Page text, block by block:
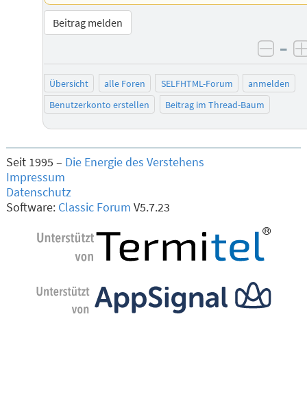
Beitrag melden
–
Übersicht alle Foren SELFHTML-Forum
anmelden
Benutzerkonto erstellen
Beitrag im Thread-Baum
Seit 1995 – Die Energie des Verstehens
Impressum
Datenschutz
Software: Classic Forum V5.7.23